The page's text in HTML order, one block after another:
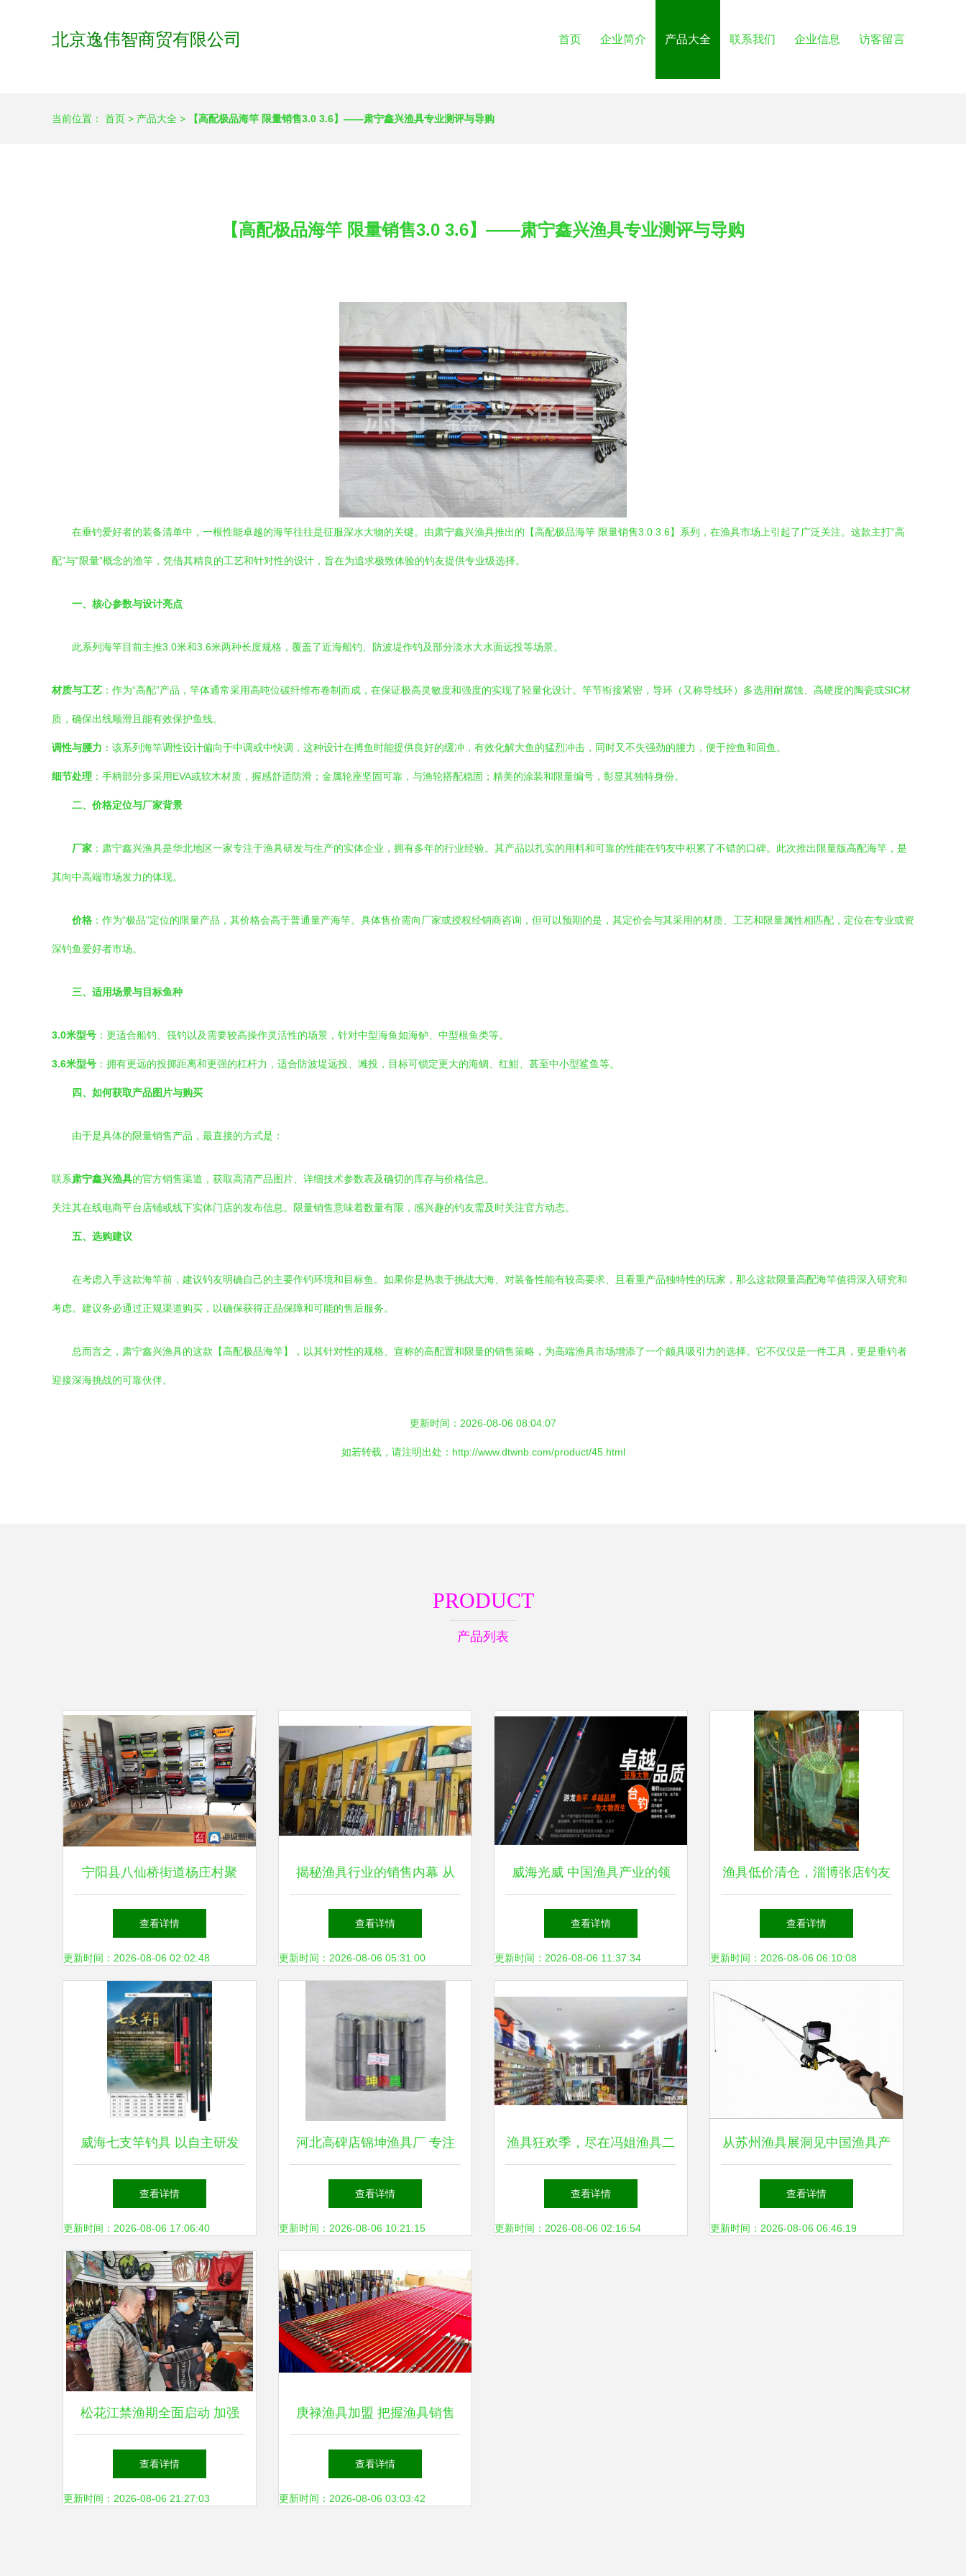
北京逸伟智商贸有限公司 首页 企业简介 产品大全 联系我们 企业信息 访客留言
当前位置： 首页 > 产品大全 > 【高配极品海竿 限量销售3.0 3.6】——肃宁鑫兴渔具专业测评与导购
【高配极品海竿 限量销售3.0 3.6】——肃宁鑫兴渔具专业测评与导购
在垂钓爱好者的装备清单中，一根性能卓越的海竿往往是征服深水大物的关键。由肃宁鑫兴渔具推出的【高配极品海竿 限量销售3.0 3.6】系列，在渔具市场上引起了广泛关注。这款主打“高
配”与“限量”概念的渔竿，凭借其精良的工艺和针对性的设计，旨在为追求极致体验的钓友提供专业级选择。
一、核心参数与设计亮点
此系列海竿目前主推3.0米和3.6米两种长度规格，覆盖了近海船钓、防波堤作钓及部分淡水大水面远投等场景。
材质与工艺 ：作为“高配”产品，竿体通常采用高吨位碳纤维布卷制而成，在保证极高灵敏度和强度的实现了轻量化设计。竿节衔接紧密，导环（又称导线环）多选用耐腐蚀、高硬度的陶瓷或SIC材
质，确保出线顺滑且能有效保护鱼线。
调性与腰力 ：该系列海竿调性设计偏向于中调或中快调，这种设计在搏鱼时能提供良好的缓冲，有效化解大鱼的猛烈冲击，同时又不失强劲的腰力，便于控鱼和回鱼。
细节处理 ：手柄部分多采用EVA或软木材质，握感舒适防滑；金属轮座坚固可靠，与渔轮搭配稳固；精美的涂装和限量编号，彰显其独特身份。
二、价格定位与厂家背景
厂家 ：肃宁鑫兴渔具是华北地区一家专注于渔具研发与生产的实体企业，拥有多年的行业经验。其产品以扎实的用料和可靠的性能在钓友中积累了不错的口碑。此次推出限量版高配海竿，是
其向中高端市场发力的体现。
价格 ：作为“极品”定位的限量产品，其价格会高于普通量产海竿。具体售价需向厂家或授权经销商咨询，但可以预期的是，其定价会与其采用的材质、工艺和限量属性相匹配，定位在专业或资
深钓鱼爱好者市场。
三、适用场景与目标鱼种
3.0米型号 ：更适合船钓、筏钓以及需要较高操作灵活性的场景，针对中型海鱼如海鲈、中型根鱼类等。
3.6米型号 ：拥有更远的投掷距离和更强的杠杆力，适合防波堤远投、滩投，目标可锁定更大的海鲷、红魽、甚至中小型鲨鱼等。
四、如何获取产品图片与购买
由于是具体的限量销售产品，最直接的方式是：
联系肃宁鑫兴渔具的官方销售渠道，获取高清产品图片、详细技术参数表及确切的库存与价格信息。
关注其在线电商平台店铺或线下实体门店的发布信息。限量销售意味着数量有限，感兴趣的钓友需及时关注官方动态。
五、选购建议
在考虑入手这款海竿前，建议钓友明确自己的主要作钓环境和目标鱼。如果你是热衷于挑战大海、对装备性能有较高要求、且看重产品独特性的玩家，那么这款限量高配海竿值得深入研究和
考虑。建议务必通过正规渠道购买，以确保获得正品保障和可能的售后服务。
总而言之，肃宁鑫兴渔具的这款【高配极品海竿】，以其针对性的规格、宣称的高配置和限量的销售策略，为高端渔具市场增添了一个颇具吸引力的选择。它不仅仅是一件工具，更是垂钓者
迎接深海挑战的可靠伙伴。
更新时间：2026-08-06 08:04:07
如若转载，请注明出处：http://www.dtwnb.com/product/45.html
PRODUCT
产品列表
宁阳县八仙桥街道杨庄村聚
力“五举措”，打造渔具销售引
领的乡村振兴示范区
查看详情
更新时间：2026-08-06 02:02:48
揭秘渔具行业的销售内幕 从
新手到老手，如何避免被“套
路”？
查看详情
更新时间：2026-08-06 05:31:00
威海光威 中国渔具产业的领
航者与卓越销售策略解析
查看详情
更新时间：2026-08-06 11:37:34
渔具低价清仓，淄博张店钓友
的福利来了
查看详情
更新时间：2026-08-06 06:10:08
威海七支竿钓具 以自主研发
为核，铸就高端钓竿新标杆
查看详情
更新时间：2026-08-06 17:06:40
河北高碑店锦坤渔具厂 专注
铅坠铅皮条直销的可靠供应商
查看详情
更新时间：2026-08-06 10:21:15
渔具狂欢季，尽在冯姐渔具二
店与新店小陈渔具
查看详情
更新时间：2026-08-06 02:16:54
从苏州渔具展洞见中国渔具产
业的互联网化浪潮
查看详情
更新时间：2026-08-06 06:46:19
松花江禁渔期全面启动 加强
渔具销售监管，守护生态资源
查看详情
更新时间：2026-08-06 21:27:03
庚禄渔具加盟 把握渔具销售
蓝海，携手共赢未来
查看详情
更新时间：2026-08-06 03:03:42